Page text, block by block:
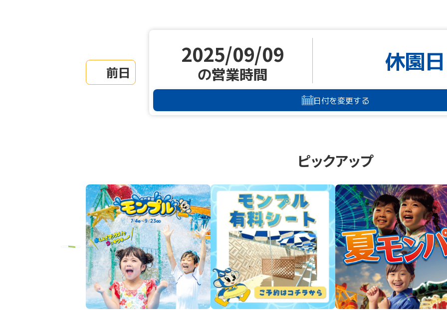
前日
2025/09/09
の営業時間 休園日
日付を変更する
ピックアップ
Previous